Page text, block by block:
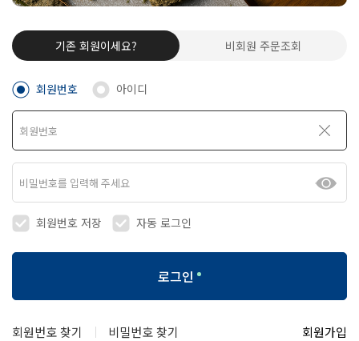
기존 회원이세요? 비회원 주문조회
회원번호 아이디
회원번호 저장 자동 로그인
로그인
회원번호 찾기 비밀번호 찾기 회원가입